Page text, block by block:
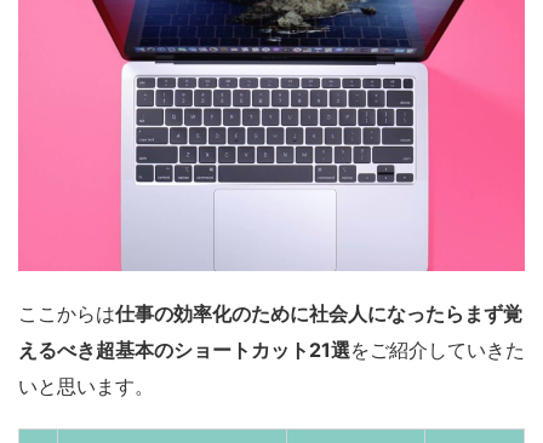
ここからは仕事の効率化のために社会人になったらまず覚
えるべき超基本のショートカット21選をご紹介していきた
いと思います。